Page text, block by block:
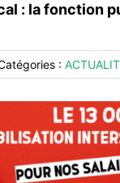
: la fonction
: